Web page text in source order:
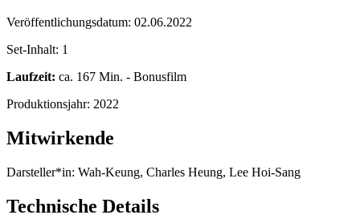
Veröffentlichungsdatum: 02.06.2022
Set-Inhalt: 1
Laufzeit: ca. 167 Min. - Bonusfilm
Produktionsjahr: 2022
Mitwirkende
Darsteller*in: Wah-Keung, Charles Heung, Lee Hoi-Sang
Technische Details